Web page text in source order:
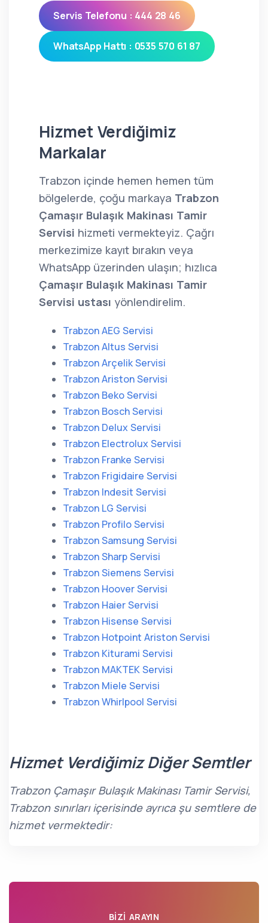
Servis Telefonu : 444 28 46
WhatsApp Hattı : 0535 570 61 87
Hizmet Verdiğimiz
Markalar
Trabzon içinde hemen hemen tüm
bölgelerde, çoğu markaya Trabzon
Çamaşır Bulaşık Makinası Tamir
Servisi hizmeti vermekteyiz. Çağrı
merkezimize kayıt bırakın veya
WhatsApp üzerinden ulaşın; hızlıca
Çamaşır Bulaşık Makinası Tamir
Servisi ustası yönlendirelim.
Trabzon AEG Servisi
Trabzon Altus Servisi
Trabzon Arçelik Servisi
Trabzon Ariston Servisi
Trabzon Beko Servisi
Trabzon Bosch Servisi
Trabzon Delux Servisi
Trabzon Electrolux Servisi
Trabzon Franke Servisi
Trabzon Frigidaire Servisi
Trabzon Indesit Servisi
Trabzon LG Servisi
Trabzon Profilo Servisi
Trabzon Samsung Servisi
Trabzon Sharp Servisi
Trabzon Siemens Servisi
Trabzon Hoover Servisi
Trabzon Haier Servisi
Trabzon Hisense Servisi
Trabzon Hotpoint Ariston Servisi
Trabzon Kiturami Servisi
Trabzon MAKTEK Servisi
Trabzon Miele Servisi
Trabzon Whirlpool Servisi
Hizmet Verdiğimiz Diğer Semtler
Trabzon Çamaşır Bulaşık Makinası Tamir Servisi,
Trabzon sınırları içerisinde ayrıca şu semtlere de
hizmet vermektedir:
BIZI ARAYIN